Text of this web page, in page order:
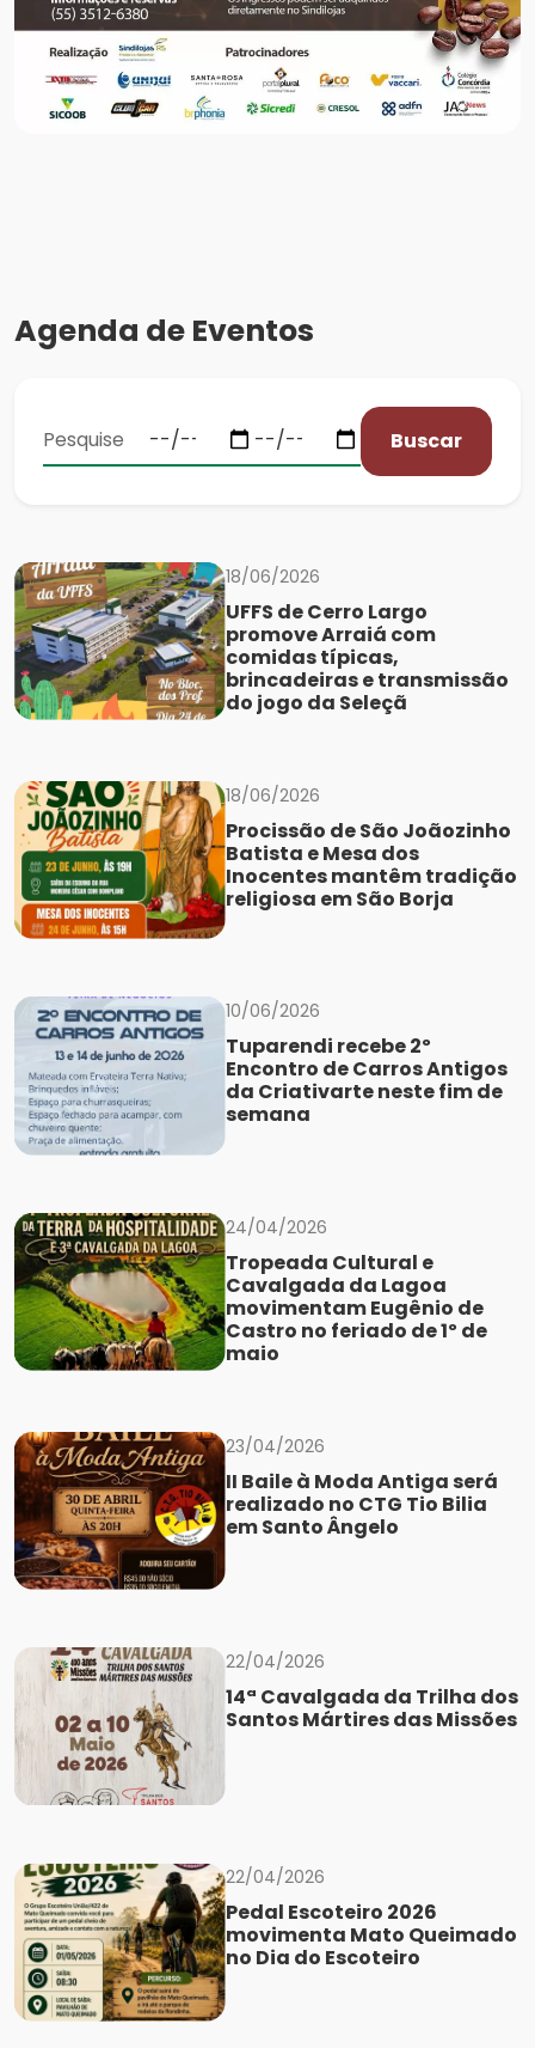
Agenda de Eventos
Buscar
18/06/2026
UFFS de Cerro Largo
promove Arraiá com
comidas típicas,
brincadeiras e transmissão
do jogo da Seleçã
18/06/2026
Procissão de São Joãozinho
Batista e Mesa dos
Inocentes mantêm tradição
religiosa em São Borja
10/06/2026
Tuparendi recebe 2º
Encontro de Carros Antigos
da Criativarte neste fim de
semana
24/04/2026
Tropeada Cultural e
Cavalgada da Lagoa
movimentam Eugênio de
Castro no feriado de 1º de
maio
23/04/2026
II Baile à Moda Antiga será
realizado no CTG Tio Bilia
em Santo Ângelo
22/04/2026
14ª Cavalgada da Trilha dos
Santos Mártires das Missões
22/04/2026
Pedal Escoteiro 2026
movimenta Mato Queimado
no Dia do Escoteiro